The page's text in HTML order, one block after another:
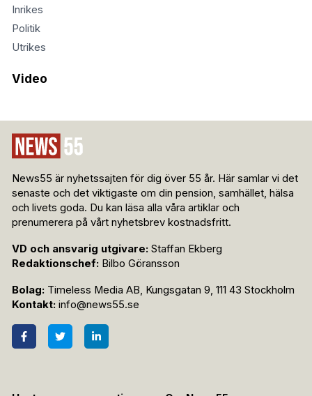
Inrikes
Politik
Utrikes
Video
News55 är nyhetssajten för dig över 55 år. Här samlar vi det
senaste och det viktigaste om din pension, samhället, hälsa
och livets goda. Du kan läsa alla våra artiklar och
prenumerera på vårt nyhetsbrev kostnadsfritt.
VD och ansvarig utgivare: Staffan Ekberg
Redaktionschef: Bilbo Göransson
Bolag: Timeless Media AB, Kungsgatan 9, 111 43 Stockholm
Kontakt: info@news55.se